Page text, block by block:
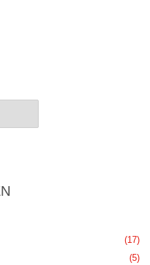
(17)
(5)